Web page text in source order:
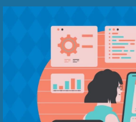
Видео тураһында беҙ